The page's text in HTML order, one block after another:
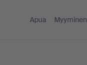
Apua Myyminen